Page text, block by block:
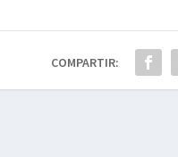
COMPARTIR: